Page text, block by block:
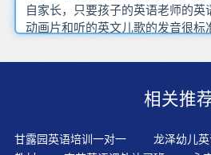
自家长，只要孩子的英语老师的英
动画片和听的英文儿歌的发音很标
吟”。创设英语角，使孩子在游戏
于英语学习的兴趣，提高孩子对语
时，能够记住一个单词各字母顺序
阿卡索根据中国孩子的特点，因
相关推
甘露园英语培训一对一 龙泽幼儿英